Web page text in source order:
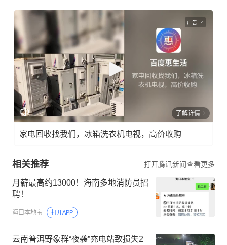
广告
了解详情
家电回收找我们，冰箱洗衣机电视，高价收购
相关推荐 打开腾讯新闻查看更多
月薪最高约13000！海南多地消防员招
聘！
海口本地宝 打开APP
云南普洱野象群“夜袭”充电站致损失2